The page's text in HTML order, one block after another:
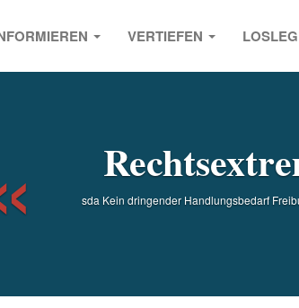
VERTIEFEN
sda Kein dringender Handlungsbedarf